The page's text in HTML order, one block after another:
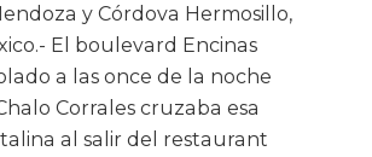
y Córdova Hermosillo,
El boulevard Encinas
a las once de la noche
Corrales cruzaba esa
al salir del restaurant